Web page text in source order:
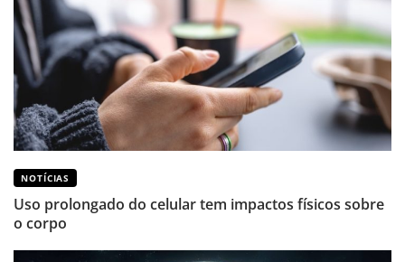
NOTÍCIAS
Uso prolongado do celular tem impactos físicos sobre
o corpo